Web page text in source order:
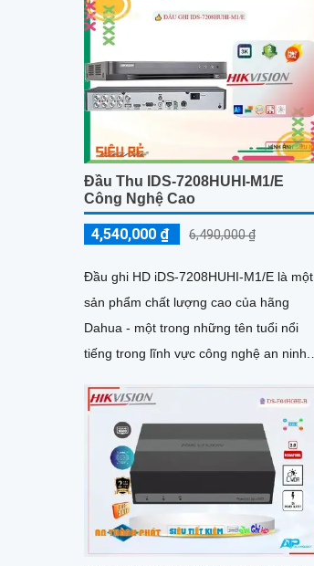
Đầu Thu IDS-7208HUHI-M1/E
Công Nghệ Cao
4,540,000 ₫ 6,490,000 ₫
Đầu ghi HD iDS-7208HUHI-M1/E là một
sản phẩm chất lượng cao của hãng
Dahua - một trong những tên tuổi nổi
tiếng trong lĩnh vực công nghệ an ninh.